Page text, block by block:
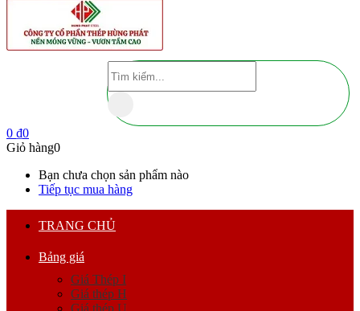
0 ₫0
Giỏ hàng0
Bạn chưa chọn sản phẩm nào
Tiếp tục mua hàng
TRANG CHỦ
Bảng giá
Giá Thép I
Giá thép H